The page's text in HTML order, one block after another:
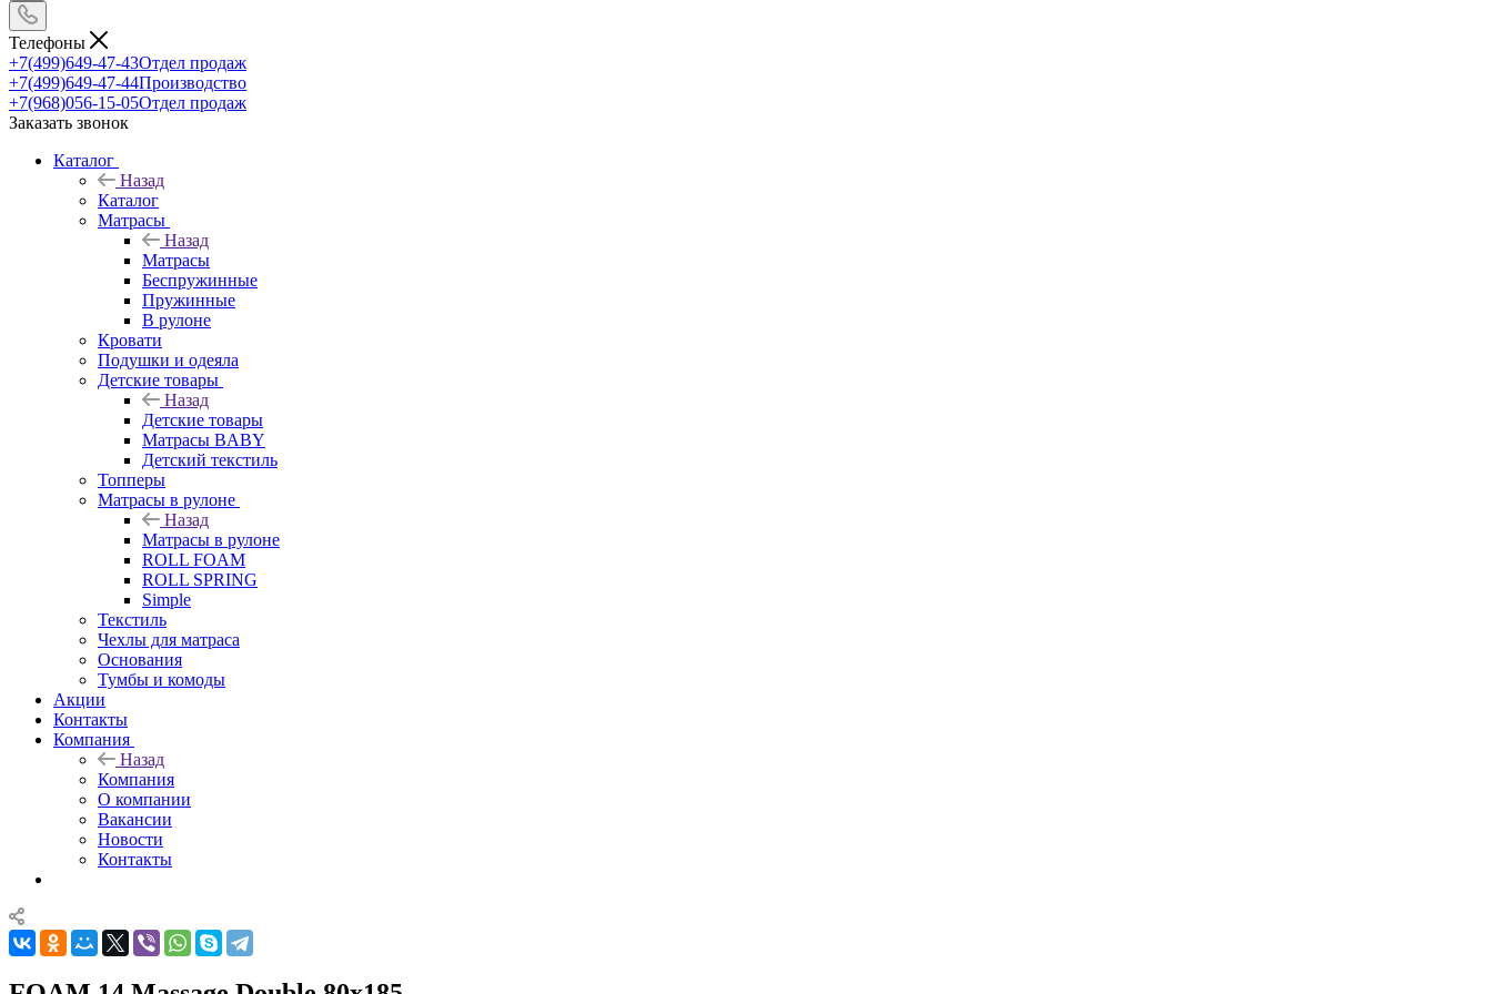
Телефоны
+7(499)649-47-43Отдел продаж
+7(499)649-47-44Производство
+7(968)056-15-05Отдел продаж
Заказать звонок
Каталог
Назад
Каталог
Матрасы
Назад
Матрасы
Беспружинные
Пружинные
В рулоне
Кровати
Подушки и одеяла
Детские товары
Назад
Детские товары
Матрасы BABY
Детский текстиль
Топперы
Матрасы в рулоне
Назад
Матрасы в рулоне
ROLL FOAM
ROLL SPRING
Simple
Текстиль
Чехлы для матраса
Основания
Тумбы и комоды
Акции
Контакты
Компания
Назад
Компания
О компании
Вакансии
Новости
Контакты